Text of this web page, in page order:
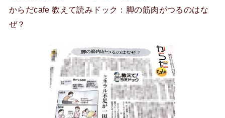
からだcafe 教えて読みドック：脚の筋肉がつるのはな
ぜ？